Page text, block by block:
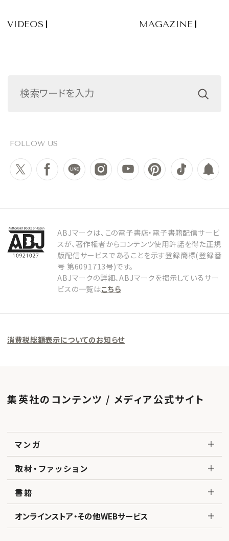
VIDEOS MAGAZINE
FOLLOW US
ABJマークは、この電子書店・電子書籍配信サービ
スが、著作権者からコンテンツ使用許諾を得た正規
版配信サービスであることを示す登録商標(登録番
号 第6091713号)です。
ABJマークの詳細、ABJマークを掲示しているサー
ビスの一覧はこちら
消費税総額表示についてのお知らせ
集英社のコンテンツ / メディア公式サイト
マンガ
取材・ファッション
書籍
オンラインストア・その他WEBサービス